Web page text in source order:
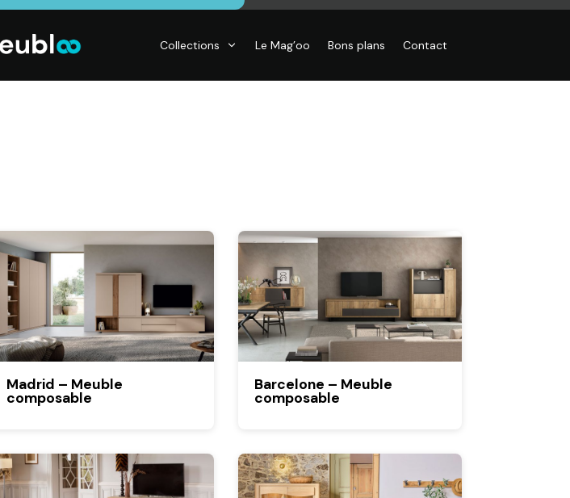
Collections
maison, Objets
Luminaires,
Déco murales
Le Mag’oo Bons plans Contact
Madrid – Meuble
composable
Barcelone – Meuble
composable